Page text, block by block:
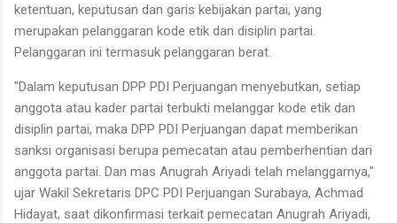
ketentuan, keputusan dan garis kebijakan partai, yang
merupakan pelanggaran kode etik dan disiplin partai.
Pelanggaran ini termasuk pelanggaran berat.
"Dalam keputusan DPP PDI Perjuangan menyebutkan, setiap
anggota atau kader partai terbukti melanggar kode etik dan
disiplin partai, maka DPP PDI Perjuangan dapat memberikan
sanksi organisasi berupa pemecatan atau pemberhentian dari
anggota partai. Dan mas Anugrah Ariyadi telah melanggarnya,"
ujar Wakil Sekretaris DPC PDI Perjuangan Surabaya, Achmad
Hidayat, saat dikonfirmasi terkait pemecatan Anugrah Ariyadi,